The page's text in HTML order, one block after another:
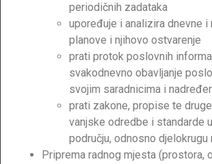
periodičnih zadataka
upoređuje i analizira dnevne i
planove i njihovo ostvarenje
prati protok poslovnih
svakodnevno obavljanje
svojim saradnicima i
prati zakone, propise te
vanjske odredbe i standarde
području, odnosno djelokrugu
Priprema radnog mjesta (prostora,